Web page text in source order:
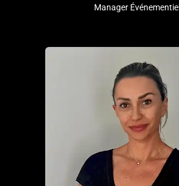
Manager Événementiel